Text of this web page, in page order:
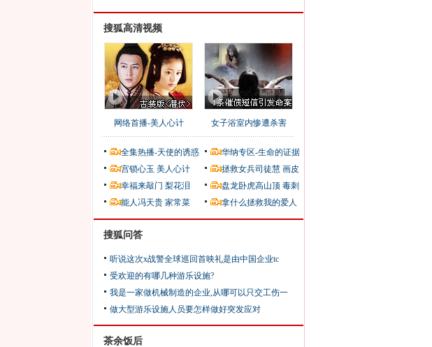
搜狐高清视频
网络首播-美人心计 女子浴室内惨遭杀害
全集热播-天使的诱惑
华纳专区-生命的证据
宫锁心玉 美人心计 拯救女兵司徒慧 画皮
幸福来敲门 梨花泪 盘龙卧虎高山顶 毒刺
能人冯天贵 家常菜 拿什么拯救我的爱人
搜狐问答
听说这次x战警全球巡回首映礼是由中国企业tc
受欢迎的有哪几种游乐设施?
我是一家做机械制造的企业,从哪可以只交工伤一
做大型游乐设施人员要怎样做好突发应对
茶余饭后